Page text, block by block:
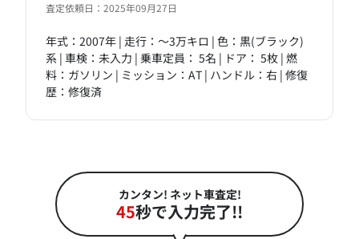
査定依頼日：2025年09月27日
年式：2007年 | 走行：～3万キロ | 色：黒(ブラック)
系 | 車検：未入力 | 乗車定員： 5名 | ドア： 5枚 | 燃
料：ガソリン | ミッション：AT | ハンドル：右 | 修復
歴：修復済
カンタン! ネット車査定!
45秒で入力完了!!